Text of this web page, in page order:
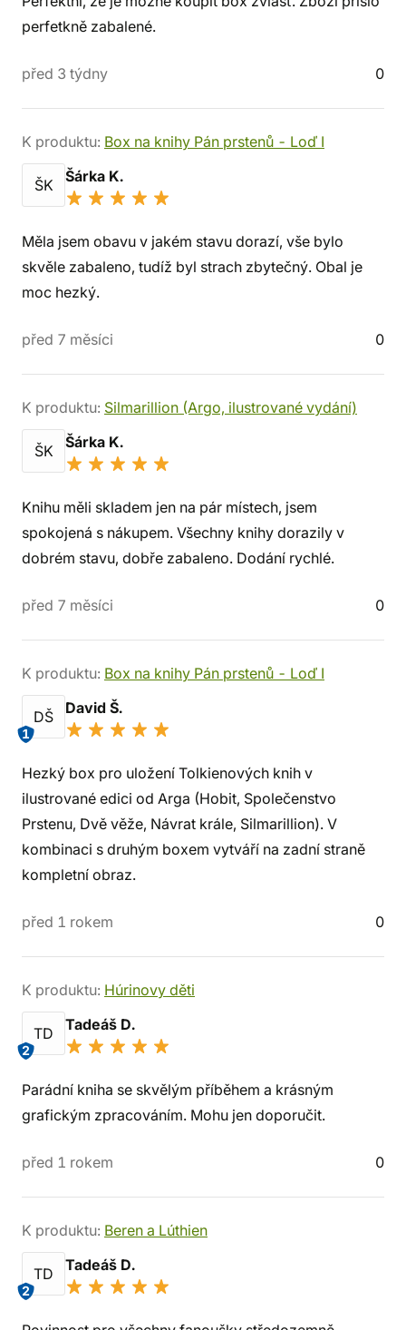
perfetkně zabalené.
před 3 týdny 0
K produktu: Box na knihy Pán prstenů - Loď I
ŠK Šárka K.
Měla jsem obavu v jakém stavu dorazí, vše bylo
skvěle zabaleno, tudíž byl strach zbytečný. Obal je
moc hezký.
před 7 měsíci 0
K produktu: Silmarillion (Argo, ilustrované vydání)
ŠK Šárka K.
Knihu měli skladem jen na pár místech, jsem
spokojená s nákupem. Všechny knihy dorazily v
dobrém stavu, dobře zabaleno. Dodání rychlé.
před 7 měsíci 0
K produktu: Box na knihy Pán prstenů - Loď I
DŠ
1
David Š.
Hezký box pro uložení Tolkienových knih v
ilustrované edici od Arga (Hobit, Společenstvo
Prstenu, Dvě věže, Návrat krále, Silmarillion). V
kombinaci s druhým boxem vytváří na zadní straně
kompletní obraz.
před 1 rokem 0
K produktu: Húrinovy děti
TD
2
Tadeáš D.
Parádní kniha se skvělým příběhem a krásným
grafickým zpracováním. Mohu jen doporučit.
před 1 rokem 0
K produktu: Beren a Lúthien
TD
2
Tadeáš D.